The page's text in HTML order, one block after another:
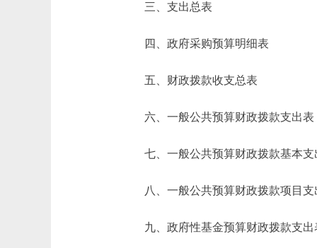
三、支出总表
四、政府采购预算明细表
五、财政拨款收支总表
六、一般公共预算财政拨款支出表
七、一般公共预算财政拨款基本支
八、一般公共预算财政拨款项目支
九、政府性基金预算财政拨款支出